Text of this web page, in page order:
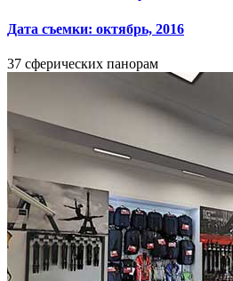
Дата съемки: октябрь, 2016
37 сферических панорам